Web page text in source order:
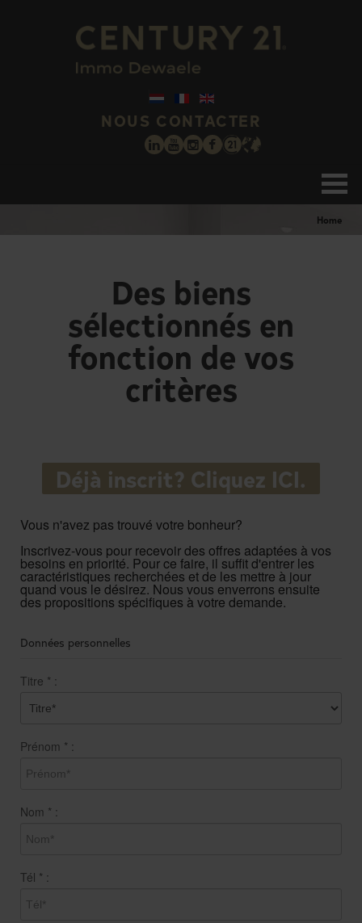
NOUS CONTACTER
Home
Des biens
sélectionnés en
fonction de vos
critères
Déjà inscrit? Cliquez ICI.
Vous n'avez pas trouvé votre bonheur?
Inscrivez-vous pour recevoir des offres adaptées à vos
besoins en priorité. Pour ce faire, il suffit d'entrer les
caractéristiques recherchées et de les mettre à jour
quand vous le désirez. Nous vous enverrons ensuite
des propositions spécifiques à votre demande.
Données personnelles
Titre * :
Prénom * :
Nom * :
Tél * :